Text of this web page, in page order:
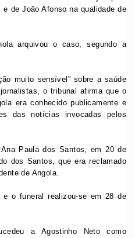
de João Afonso na qualidade de
arquivou o caso, segundo a
muito sensível” sobre a saúde
o tribunal afirma que o
era conhecido publicamente e
das notícias invocadas pelos
Paula dos Santos, em 20 de
dos Santos, que era reclamado
de Angola.
o funeral realizou-se em 28 de
a Agostinho Neto como